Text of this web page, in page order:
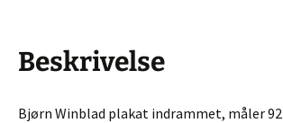
Beskrivelse
Bjørn Winblad plakat indrammet, måler 92